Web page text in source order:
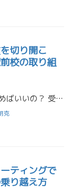
切り開こ
校の取り組
過去問、いつから本気で取り組めばいいの？ 受験生の皆さん、そして保護者の皆様、こんにちは。「過去問はいつから始めればいいのかな」「どうやって解けばいいのだろう」と悩んでいませんか？東筑高校や八幡高校などの北九州地域の高校 […]
克
ティングで
り越え方